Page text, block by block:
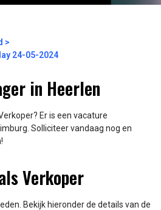
24-05-2024
in Heerlen
Er is een vacature
Solliciteer vandaag nog en
Verkoper
Bekijk hieronder de details van de